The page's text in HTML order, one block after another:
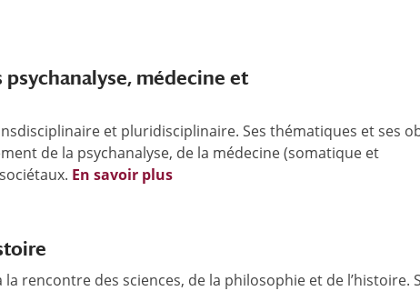
psychanalyse, médecine et
et pluridisciplinaire. Ses thématiques et ses
de la psychanalyse, de la médecine (somatique et
En savoir plus
rencontre des sciences, de la philosophie et de l’histoire.